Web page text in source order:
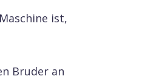
ist,
Bruder an